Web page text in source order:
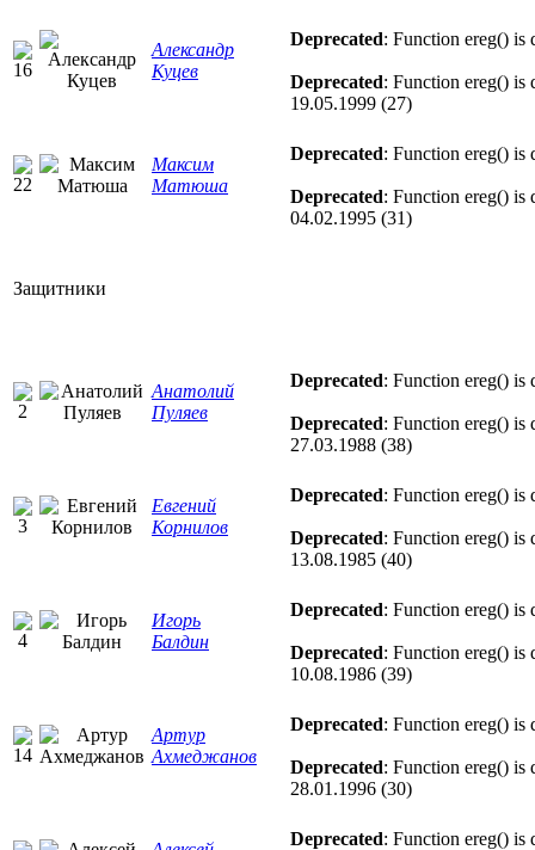
Александр
Куцев
Deprecated: Function ereg() is
Deprecated: Function ereg() is
19.05.1999 (27)
Максим
Матюша
Deprecated: Function ereg() is
Deprecated: Function ereg() is
04.02.1995 (31)
Защитники
Анатолий
Пуляев
Deprecated: Function ereg() is
Deprecated: Function ereg() is
27.03.1988 (38)
Евгений
Корнилов
Deprecated: Function ereg() is
Deprecated: Function ereg() is
13.08.1985 (40)
Игорь
Балдин
Deprecated: Function ereg() is
Deprecated: Function ereg() is
10.08.1986 (39)
Артур
Ахмеджанов
Deprecated: Function ereg() is
Deprecated: Function ereg() is
28.01.1996 (30)
Deprecated: Function ereg() is